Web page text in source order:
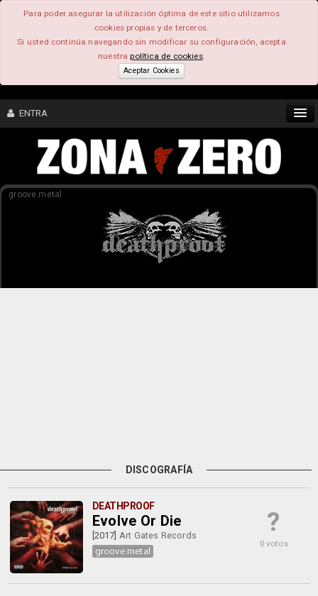
Para poder asegurar la utilización óptima de este sitio utilizamos
cookies propias y de terceros.
Si usted continúa navegando sin modificar su configuración, acepta
nuestrapolítica de cookies.
Aceptar Cookies
ENTRA
CONTENIDO
groove metal
DISCOGRAFÍA
DEATHPROOF
Evolve Or Die
[2017] Art Gates Records
groove metal
?
0 votos